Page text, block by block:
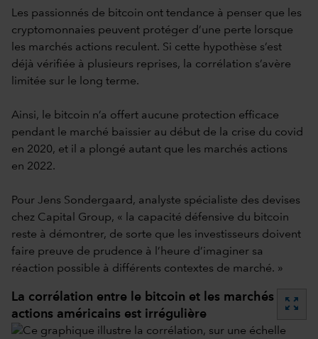
Les passionnés de bitcoin ont tendance à penser que les
cryptomonnaies peuvent protéger d’une perte lorsque
les marchés actions reculent. Si cette hypothèse s’est
déjà vérifiée à plusieurs reprises, la corrélation s’avère
limitée sur le long terme.
Ainsi, le bitcoin n’a offert aucune protection efficace
pendant le marché baissier au début de la crise du covid
en 2020, et il a plongé autant que les marchés actions
en 2022.
Pour Jens Sondergaard, analyste spécialiste des devises
chez Capital Group, « la capacité défensive du bitcoin
reste à démontrer, de sorte que les investisseurs doivent
faire preuve de prudence à l’heure d’imaginer sa
réaction possible à différents contextes de marché. »
La corrélation entre le bitcoin et les marchés
actions américains est irrégulière
zoom_out_map